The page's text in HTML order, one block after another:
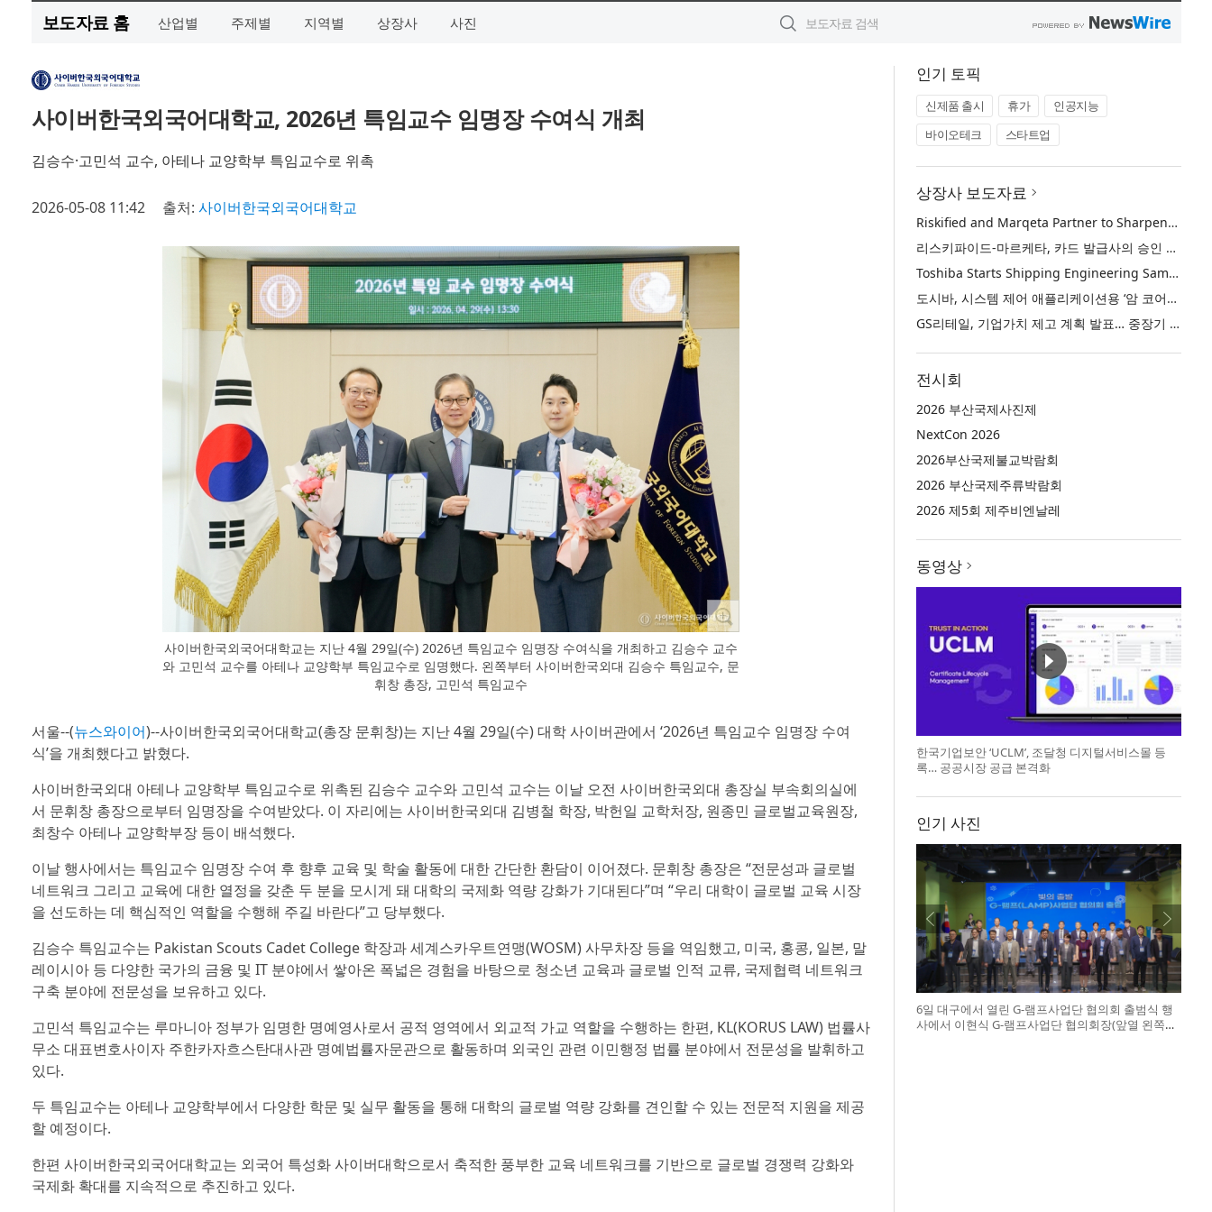
보도자료 홈 산업별 주제별 지역별 상장사 사진
사이버한국외국어대학교, 2026년 특임교수 임명장 수여식 개최
김승수·고민석 교수, 아테나 교양학부 특임교수로 위촉
2026-05-08 11:42 출처: 사이버한국외국어대학교
사이버한국외국어대학교는 지난 4월 29일(수) 2026년 특임교수 임명장 수여식을 개최하고 김승수 교수
와 고민석 교수를 아테나 교양학부 특임교수로 임명했다. 왼쪽부터 사이버한국외대 김승수 특임교수, 문
휘창 총장, 고민석 특임교수
서울--(뉴스와이어)--사이버한국외국어대학교(총장 문휘창)는 지난 4월 29일(수) 대학 사이버관에서 ‘2026년 특임교수 임명장 수여
식’을 개최했다고 밝혔다.
사이버한국외대 아테나 교양학부 특임교수로 위촉된 김승수 교수와 고민석 교수는 이날 오전 사이버한국외대 총장실 부속회의실에
서 문휘창 총장으로부터 임명장을 수여받았다. 이 자리에는 사이버한국외대 김병철 학장, 박헌일 교학처장, 원종민 글로벌교육원장,
최창수 아테나 교양학부장 등이 배석했다.
이날 행사에서는 특임교수 임명장 수여 후 향후 교육 및 학술 활동에 대한 간단한 환담이 이어졌다. 문휘창 총장은 “전문성과 글로벌
네트워크 그리고 교육에 대한 열정을 갖춘 두 분을 모시게 돼 대학의 국제화 역량 강화가 기대된다”며 “우리 대학이 글로벌 교육 시장
을 선도하는 데 핵심적인 역할을 수행해 주길 바란다”고 당부했다.
김승수 특임교수는 Pakistan Scouts Cadet College 학장과 세계스카우트연맹(WOSM) 사무차장 등을 역임했고, 미국, 홍콩, 일본, 말
레이시아 등 다양한 국가의 금융 및 IT 분야에서 쌓아온 폭넓은 경험을 바탕으로 청소년 교육과 글로벌 인적 교류, 국제협력 네트워크
구축 분야에 전문성을 보유하고 있다.
고민석 특임교수는 루마니아 정부가 임명한 명예영사로서 공적 영역에서 외교적 가교 역할을 수행하는 한편, KL(KORUS LAW) 법률사
무소 대표변호사이자 주한카자흐스탄대사관 명예법률자문관으로 활동하며 외국인 관련 이민행정 법률 분야에서 전문성을 발휘하고
있다.
두 특임교수는 아테나 교양학부에서 다양한 학문 및 실무 활동을 통해 대학의 글로벌 역량 강화를 견인할 수 있는 전문적 지원을 제공
할 예정이다.
한편 사이버한국외국어대학교는 외국어 특성화 사이버대학으로서 축적한 풍부한 교육 네트워크를 기반으로 글로벌 경쟁력 강화와
국제화 확대를 지속적으로 추진하고 있다.
인기 토픽
신제품 출시 휴가
인공지능
바이오테크
스타트업
상장사 보도자료
Riskified and Marqeta Partner to Sharpen Card Issuer Authorization Decisions and Help Reduce False Declines
리스키파이드-마르케타, 카드 발급사의 승인 판단 정교화 및 오거절 감소 위해 협력
Toshiba Starts Shipping Engineering Samples of TXZ+™ Family Entry‑Class M4V Group, Standard Microcontrollers with Arm® Cortex®‑M4 Core for System Control Applications
도시바, 시스템 제어 애플리케이션용 ‘암 코어텍스-M4’ 코어 탑재 표준 마이크로컨트롤러 TXZ+ 패밀리 엔트리 클래스 ‘M4V 그룹’ 엔지니어링 샘플 출하 개시
GS리테일, 기업가치 제고 계획 발표… 중장기 성장 기반 강화와 주주가치 제고
전시회
2026 부산국제사진제
NextCon 2026
2026부산국제불교박람회
2026 부산국제주류박람회
2026 제5회 제주비엔날레
동영상
한국기업보안 ‘UCLM’, 조달청 디지털서비스몰 등
록… 공공시장 공급 본격화
인기 사진
6일 대구에서 열린 G-램프사업단 협의회 출범식 행
사에서 이현식 G-램프사업단 협의회장(앞열 왼쪽에